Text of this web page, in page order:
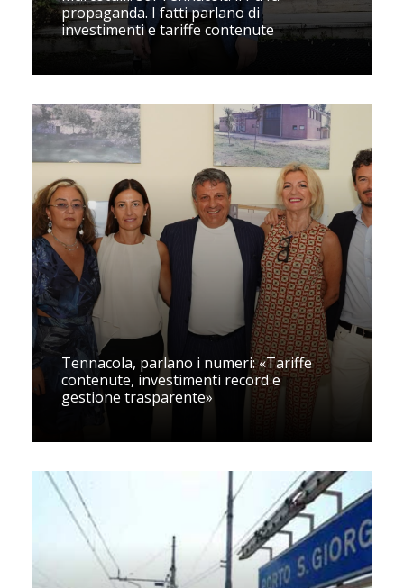
propaganda. I fatti parlano di
investimenti e tariffe contenute
Tennacola, parlano i numeri: «Tariffe
contenute, investimenti record e
gestione trasparente»